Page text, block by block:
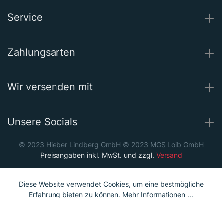
Service
Zahlungsarten
Wir versenden mit
Unsere Socials
© 2023 Hieber Lindberg GmbH © 2023 MGS Loib GmbH
Preisangaben inkl. MwSt. und zzgl. Versand
Diese Website verwendet Cookies, um eine bestmögliche
Erfahrung bieten zu können. Mehr Informationen ...